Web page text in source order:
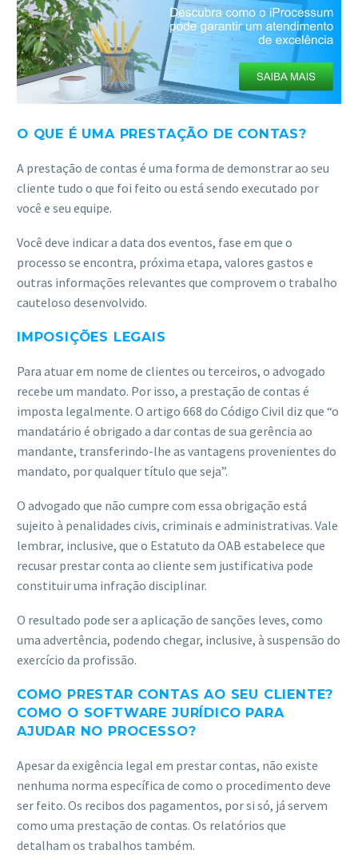
O QUE É UMA PRESTAÇÃO DE CONTAS?
A prestação de contas é uma forma de demonstrar ao seu
cliente tudo o que foi feito ou está sendo executado por
você e seu equipe.
Você deve indicar a data dos eventos, fase em que o
processo se encontra, próxima etapa, valores gastos e
outras informações relevantes que comprovem o trabalho
cauteloso desenvolvido.
IMPOSIÇÕES LEGAIS
Para atuar em nome de clientes ou terceiros, o advogado
recebe um mandato. Por isso, a prestação de contas é
imposta legalmente. O artigo 668 do Código Civil diz que “o
mandatário é obrigado a dar contas de sua gerência ao
mandante, transferindo-lhe as vantagens provenientes do
mandato, por qualquer título que seja”.
O advogado que não cumpre com essa obrigação está
sujeito à penalidades civis, criminais e administrativas. Vale
lembrar, inclusive, que o Estatuto da OAB estabelece que
recusar prestar conta ao cliente sem justificativa pode
constituir uma infração disciplinar.
O resultado pode ser a aplicação de sanções leves, como
uma advertência, podendo chegar, inclusive, à suspensão do
exercício da profissão.
COMO PRESTAR CONTAS AO SEU CLIENTE?
COMO O SOFTWARE JURÍDICO PARA
AJUDAR NO PROCESSO?
Apesar da exigência legal em prestar contas, não existe
nenhuma norma específica de como o procedimento deve
ser feito. Os recibos dos pagamentos, por si só, já servem
como uma prestação de contas. Os relatórios que
detalham os trabalhos também.